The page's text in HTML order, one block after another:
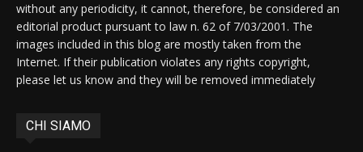
without any periodicity, it cannot, therefore, be considered an
editorial product pursuant to law n. 62 of 7/03/2001. The
images included in this blog are mostly taken from the
Internet. If their publication violates any rights copyright,
please let us know and they will be removed immediately
CHI SIAMO